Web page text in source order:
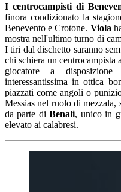
I centrocampisti di
finora condizionato la
Benevento e Crotone. Viola
mostra nell'ultimo turno di
I tiri dal dischetto saranno
chi schiera un
giocatore a
interessantissima in ottica
piazzati come angoli o
Messias nel ruolo di
da parte diBenali, unico in
elevato ai calabresi.